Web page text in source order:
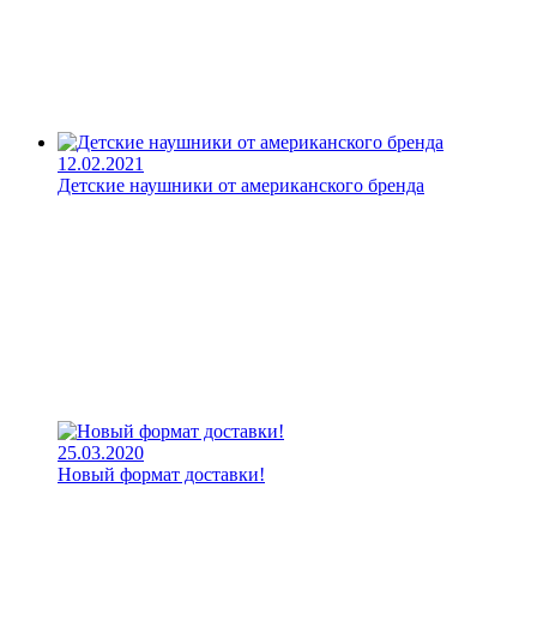
12.02.2021
Детские наушники от американского бренда
25.03.2020
Новый формат доставки!